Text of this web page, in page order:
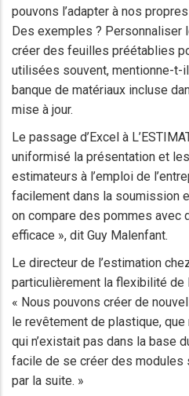
pouvons l’adapter à nos
Des exemples ?
créer des feuilles préétablies
utilisées souvent, mentionne-t-
banque de matériaux incluse
mise à jour.
Le passage d’Excel à
uniformisé la présentation et
estimateurs à l’emploi de
facilement dans la soumission
on compare des pommes avec
efficace », dit Guy Malenfant.
Le directeur de l’estimation
particulièrement la flexibilité de
« Nous pouvons créer de
le revêtement de plastique,
qui n’existait pas dans la base
facile de se créer des
par la suite. »